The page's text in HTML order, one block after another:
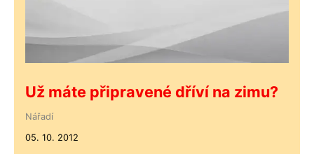
Už máte připravené dříví na zimu?
Nářadí
05. 10. 2012